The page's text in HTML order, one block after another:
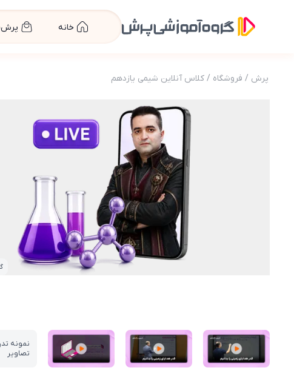
خانه
پرش / فروشگاه / کلاس آنلاین شیمی یازدهم
نمونه
تصاویر